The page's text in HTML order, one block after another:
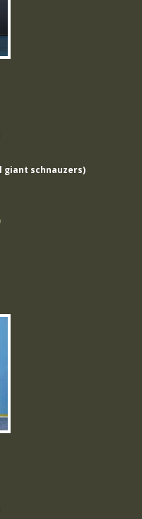
giant schnauzers)